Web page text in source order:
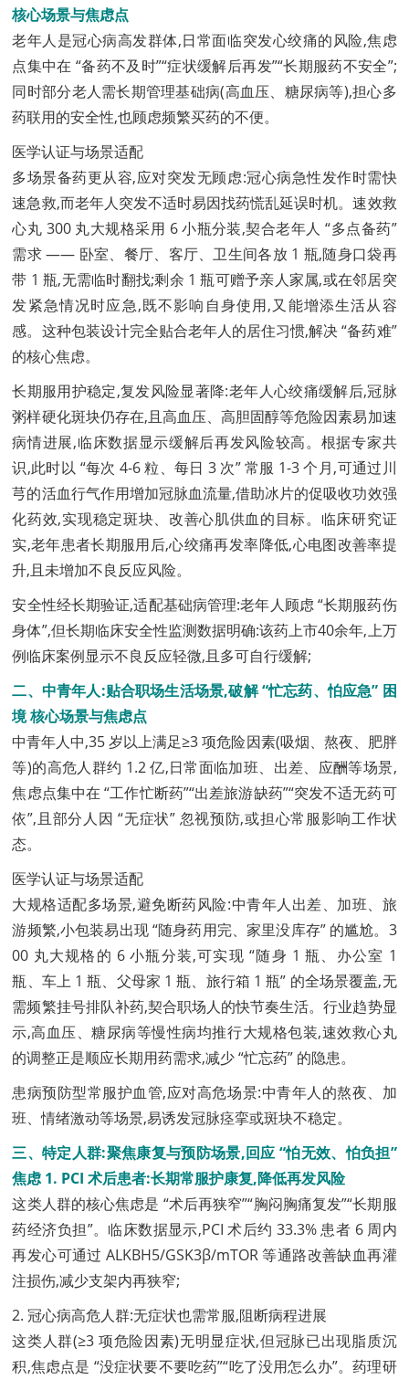
核心场景与焦虑点
老年人是冠心病高发群体,日常面临突发心绞痛的风险,焦虑
点集中在 “备药不及时”“症状缓解后再发”“长期服药不安全”;
同时部分老人需长期管理基础病(高血压、糖尿病等),担心多
药联用的安全性,也顾虑频繁买药的不便。
医学认证与场景适配
多场景备药更从容,应对突发无顾虑:冠心病急性发作时需快
速急救,而老年人突发不适时易因找药慌乱延误时机。速效救
心丸 300 丸大规格采用 6 小瓶分装,契合老年人 “多点备药”
需求 —— 卧室、餐厅、客厅、卫生间各放 1 瓶,随身口袋再
带 1 瓶,无需临时翻找;剩余 1 瓶可赠予亲人家属,或在邻居突
发紧急情况时应急,既不影响自身使用,又能增添生活从容
感。这种包装设计完全贴合老年人的居住习惯,解决 “备药难”
的核心焦虑。
长期服用护稳定,复发风险显著降:老年人心绞痛缓解后,冠脉
粥样硬化斑块仍存在,且高血压、高胆固醇等危险因素易加速
病情进展,临床数据显示缓解后再发风险较高。根据专家共
识,此时以 “每次 4-6 粒、每日 3 次” 常服 1-3 个月,可通过川
芎的活血行气作用增加冠脉血流量,借助冰片的促吸收功效强
化药效,实现稳定斑块、改善心肌供血的目标。临床研究证
实,老年患者长期服用后,心绞痛再发率降低,心电图改善率提
升,且未增加不良反应风险。
安全性经长期验证,适配基础病管理:老年人顾虑 “长期服药伤
身体”,但长期临床安全性监测数据明确:该药上市40余年,上万
例临床案例显示不良反应轻微,且多可自行缓解;
二、中青年人:贴合职场生活场景,破解 “忙忘药、怕应急” 困
境 核心场景与焦虑点
中青年人中,35 岁以上满足≥3 项危险因素(吸烟、熬夜、肥胖
等)的高危人群约 1.2 亿,日常面临加班、出差、应酬等场景,
焦虑点集中在 “工作忙断药”“出差旅游缺药”“突发不适无药可
依”,且部分人因 “无症状” 忽视预防,或担心常服影响工作状
态。
医学认证与场景适配
大规格适配多场景,避免断药风险:中青年人出差、加班、旅
游频繁,小包装易出现 “随身药用完、家里没库存” 的尴尬。3
00 丸大规格的 6 小瓶分装,可实现 “随身 1 瓶、办公室 1
瓶、车上 1 瓶、父母家 1 瓶、旅行箱 1 瓶” 的全场景覆盖,无
需频繁挂号排队补药,契合职场人的快节奏生活。行业趋势显
示,高血压、糖尿病等慢性病均推行大规格包装,速效救心丸
的调整正是顺应长期用药需求,减少 “忙忘药” 的隐患。
患病预防型常服护血管,应对高危场景:中青年人的熬夜、加
班、情绪激动等场景,易诱发冠脉痉挛或斑块不稳定。
三、特定人群:聚焦康复与预防场景,回应 “怕无效、怕负担”
焦虑 1. PCI 术后患者:长期常服护康复,降低再发风险
这类人群的核心焦虑是 “术后再狭窄”“胸闷胸痛复发”“长期服
药经济负担”。临床数据显示,PCI 术后约 33.3% 患者 6 周内
再发心可通过 ALKBH5/GSK3β/mTOR 等通路改善缺血再灌
注损伤,减少支架内再狭窄;
2. 冠心病高危人群:无症状也需常服,阻断病程进展
这类人群(≥3 项危险因素)无明显症状,但冠脉已出现脂质沉
积,焦虑点是 “没症状要不要吃药”“吃了没用怎么办”。药理研